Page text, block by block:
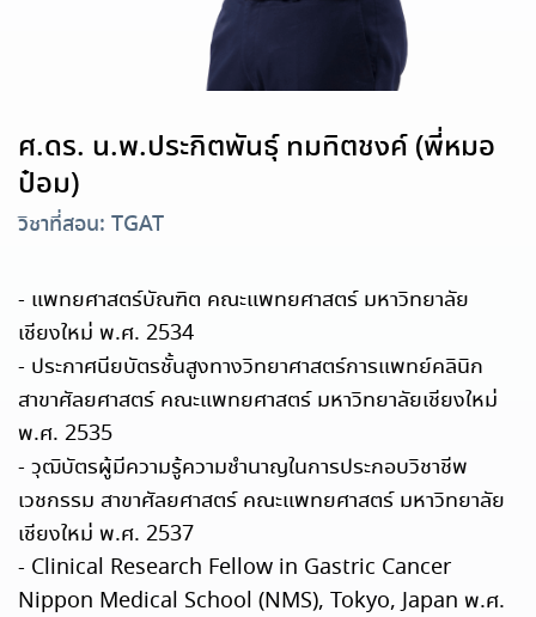
ศ.ดร. น.พ.ประกิตพันธุ์ ทมทิตชงค์ (พี่หมอ
ป๋อม)
วิชาที่สอน: TGAT
- แพทยศาสตร์บัณฑิต คณะแพทยศาสตร์ มหาวิทยาลัย
เชียงใหม่ พ.ศ. 2534
- ประกาศนียบัตรชั้นสูงทางวิทยาศาสตร์การแพทย์คลินิก
สาขาศัลยศาสตร์ คณะแพทยศาสตร์ มหาวิทยาลัยเชียงใหม่
พ.ศ. 2535
- วุฒิบัตรผู้มีความรู้ความชำนาญในการประกอบวิชาชีพ
เวชกรรม สาขาศัลยศาสตร์ คณะแพทยศาสตร์ มหาวิทยาลัย
เชียงใหม่ พ.ศ. 2537
- Clinical Research Fellow in Gastric Cancer
Nippon Medical School (NMS), Tokyo, Japan พ.ศ.